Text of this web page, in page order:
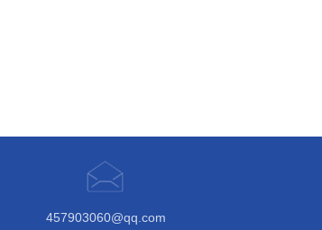
457903060@qq.com